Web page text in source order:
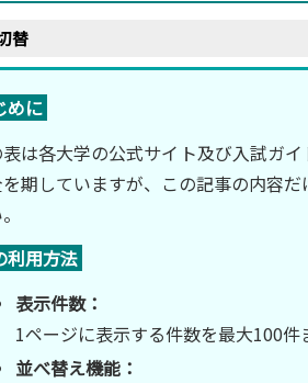
替
めに
は各大学の公式サイト及び入試ガ
期していますが、この記事の内容
利用方法
表示件数：
1ページに表示する件数を最大100件
並べ替え機能：